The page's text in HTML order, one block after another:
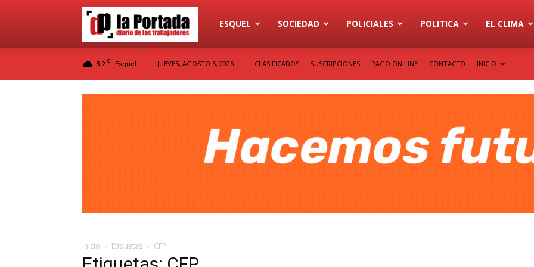
Diario
La
ESQUEL SOCIEDAD POLICIALES POLITICA EL CLIMA
3.2 C Esquel JUEVES, AGOSTO 6, 2026 CLASIFICADOS SUSCRIPCIONES PAGO ON LINE CONTACTO INICIO
Inicio Etiquetas CFP